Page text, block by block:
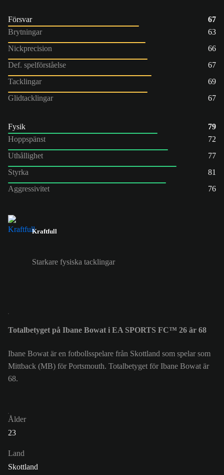
Försvar
67
Brytningar
63
Nickprecision
66
Def. spelförståelse
67
Tacklingar
69
Glidtacklingar
67
Fysik
79
Hoppspänst
72
Uthållighet
77
Styrka
81
Aggressivitet
76
Kraftfull
Starkare fysiska tacklingar
Totalbetyget på Ibane Bowat i EA SPORTS FC™ 26 är 68
Ibane Bowat är en fotbollsspelare från Skottland som spelar som
Mittback (MB) för Portsmouth. Totalbetyget för Ibane Bowat är
68.
Ålder
23
Land
Skottland